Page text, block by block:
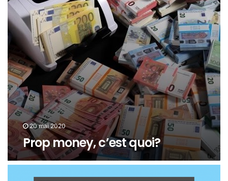
20 mai 2020
Prop money, c’est quoi?